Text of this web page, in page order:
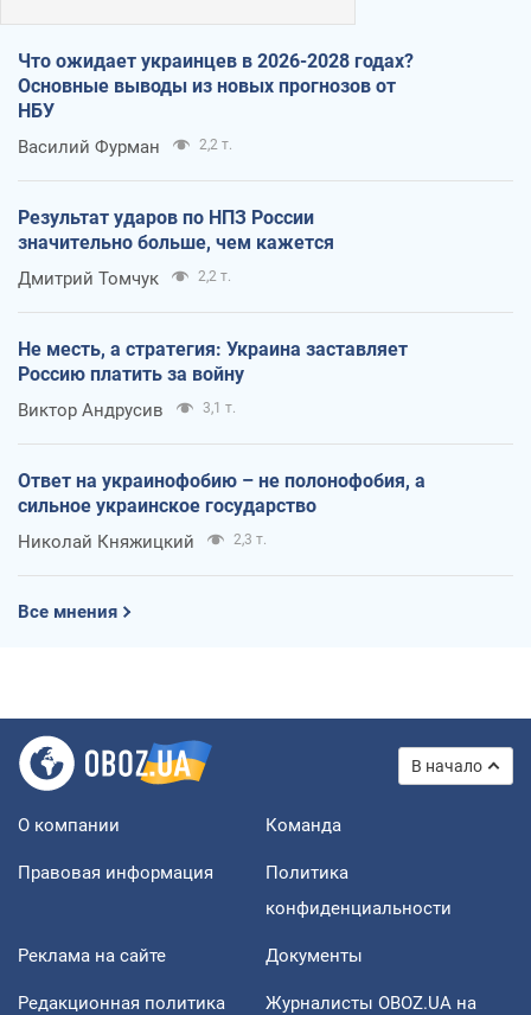
Что ожидает украинцев в 2026-2028 годах?
Основные выводы из новых прогнозов от
НБУ
Василий Фурман 2,2 т.
Результат ударов по НПЗ России
значительно больше, чем кажется
Дмитрий Томчук 2,2 т.
Не месть, а стратегия: Украина заставляет
Россию платить за войну
Виктор Андрусив 3,1 т.
Ответ на украинофобию – не полонофобия, а
сильное украинское государство
Николай Княжицкий 2,3 т.
Все мнения
В начало
О компании Команда
Правовая информация
Политика
конфиденциальности
Реклама на сайте Документы
Редакционная политика
Журналисты OBOZ.UA на